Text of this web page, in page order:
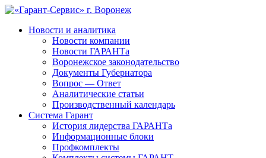
Новости и аналитика
Новости компании
Новости ГАРАНТа
Воронежское законодательство
Документы Губернатора
Вопрос — Ответ
Аналитические статьи
Производственный календарь
Система Гарант
История лидерства ГАРАНТа
Информационные блоки
Профкомплекты